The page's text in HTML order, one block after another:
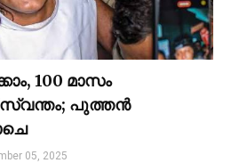
100 മാസം
പുത്തന്‍
05, 2025